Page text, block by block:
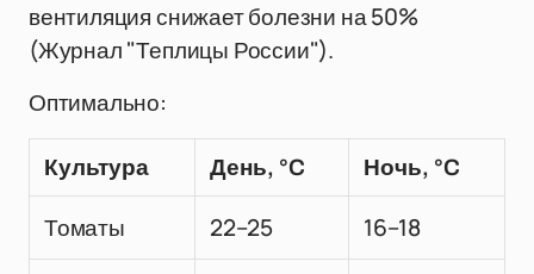
вентиляция снижает болезни на 50%
(Журнал "Теплицы России").
Оптимально:
Культура День, °C Ночь, °C
Томаты 22–25 16–18